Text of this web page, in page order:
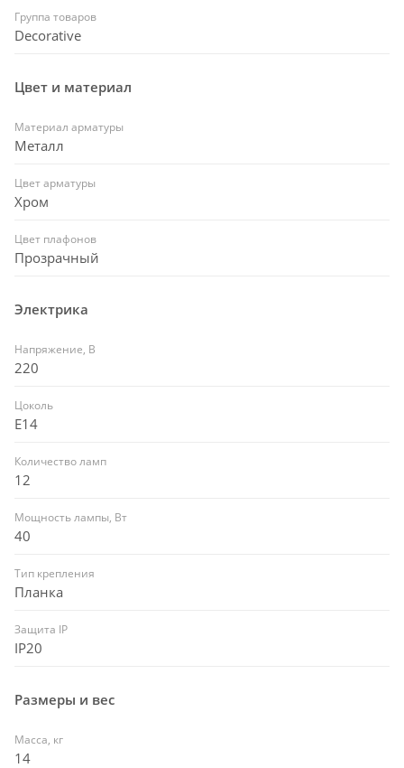
Группа товаров
Decorative
Цвет и материал
Материал арматуры
Металл
Цвет арматуры
Хром
Цвет плафонов
Прозрачный
Электрика
Напряжение, В
220
Цоколь
E14
Количество ламп
12
Мощность лампы, Вт
40
Тип крепления
Планка
Защита IP
IP20
Размеры и вес
Масса, кг
14